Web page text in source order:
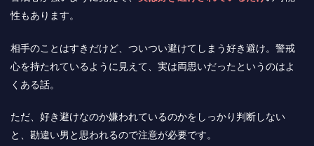
性もあります。
相手のことはすきだけど、ついつい避けてしまう好き避け。警戒
心を持たれているように見えて、実は両思いだったというのはよ
くある話。
ただ、好き避けなのか嫌われているのかをしっかり判断しない
と、勘違い男と思われるので注意が必要です。